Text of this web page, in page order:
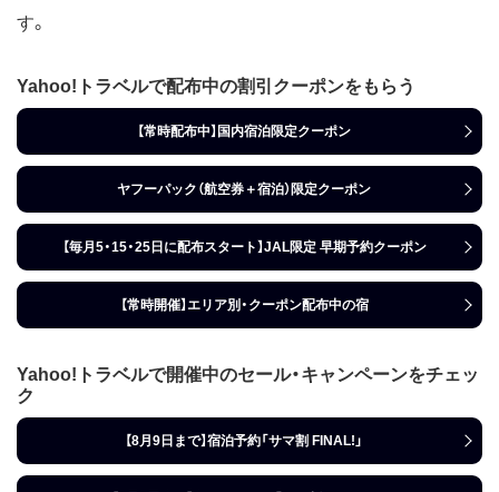
す。
Yahoo!トラベルで配布中の割引クーポンをもらう
【常時配布中】国内宿泊限定クーポン
ヤフーパック（航空券＋宿泊）限定クーポン
【毎月5・15・25日に配布スタート】JAL限定 早期予約クーポン
【常時開催】エリア別・クーポン配布中の宿
Yahoo!トラベルで開催中のセール・キャンペーンをチェッ
ク
【8月9日まで】宿泊予約「サマ割 FINAL!」